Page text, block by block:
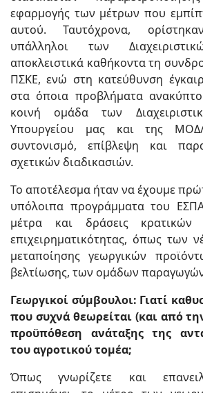
εφαρμογής των μέτρων που
αυτού. Ταυτόχρονα,
υπάλληλοι των
αποκλειστικά καθήκοντα τη
ΠΣΚΕ, ενώ στη κατεύθυνση
στα όποια προβλήματα
κοινή ομάδα των
Υπουργείου μας και της
συντονισμό, επίβλεψη και
σχετικών διαδικασιών.
Το αποτέλεσμα ήταν να έχουμε
υπόλοιπα προγράμματα του
μέτρα και δράσεις κρατικών
επιχειρηματικότητας, όπως των
μεταποίησης γεωργικών
βελτίωσης, των ομάδων
Γεωργικοί σύμβουλοι: Γιατί
που συχνά θεωρείται (και από
προϋπόθεση ανάταξης της
του αγροτικού τομέα;
Όπως γνωρίζετε και